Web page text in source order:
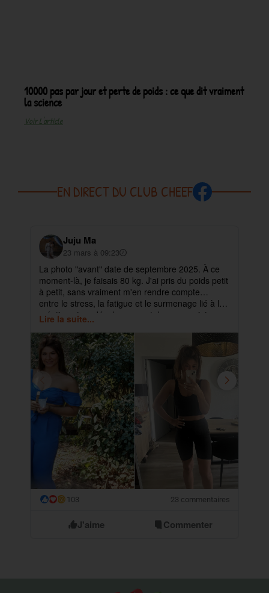
10000 pas par jour et perte de poids : ce que dit vraiment
la science
Voir L'article
EN DIRECT DU CLUB CHEEF
Juju Ma
23 mars à 09:23
La photo "avant" date de septembre 2025. À ce
moment-là, je faisais 80 kg. J'ai pris du poids petit
à petit, sans vraiment m'en rendre compte…
entre le stress, la fatigue et le surmenage lié à la
création et au développement de mes projets.
Lire la suite...
😮 103 23 commentaires
J'aime Commenter